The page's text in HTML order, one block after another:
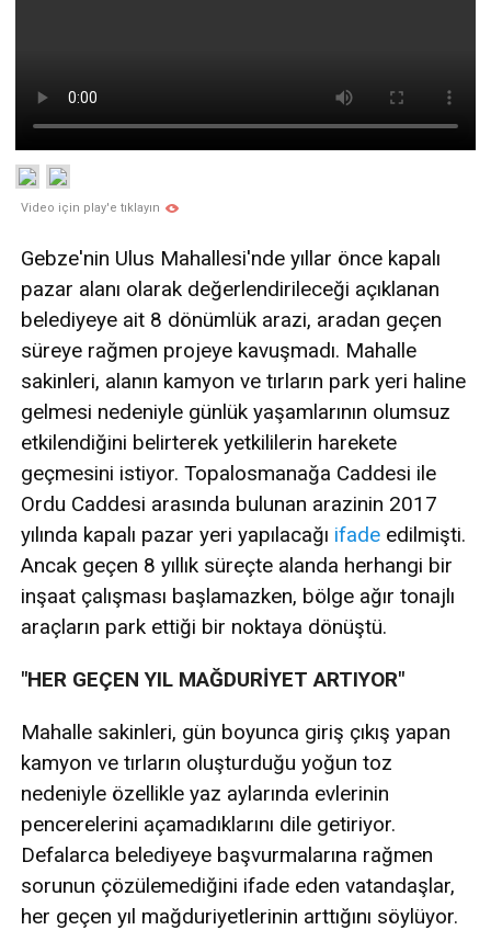
Video için play'e tıklayın
Gebze'nin Ulus Mahallesi'nde yıllar önce kapalı
pazar alanı olarak değerlendirileceği açıklanan
belediyeye ait 8 dönümlük arazi, aradan geçen
süreye rağmen projeye kavuşmadı. Mahalle
sakinleri, alanın kamyon ve tırların park yeri haline
gelmesi nedeniyle günlük yaşamlarının olumsuz
etkilendiğini belirterek yetkililerin harekete
geçmesini istiyor. Topalosmanağa Caddesi ile
Ordu Caddesi arasında bulunan arazinin 2017
yılında kapalı pazar yeri yapılacağı ifade edilmişti.
Ancak geçen 8 yıllık süreçte alanda herhangi bir
inşaat çalışması başlamazken, bölge ağır tonajlı
araçların park ettiği bir noktaya dönüştü.
"HER GEÇEN YIL MAĞDURİYET ARTIYOR"
Mahalle sakinleri, gün boyunca giriş çıkış yapan
kamyon ve tırların oluşturduğu yoğun toz
nedeniyle özellikle yaz aylarında evlerinin
pencerelerini açamadıklarını dile getiriyor.
Defalarca belediyeye başvurmalarına rağmen
sorunun çözülemediğini ifade eden vatandaşlar,
her geçen yıl mağduriyetlerinin arttığını söylüyor.